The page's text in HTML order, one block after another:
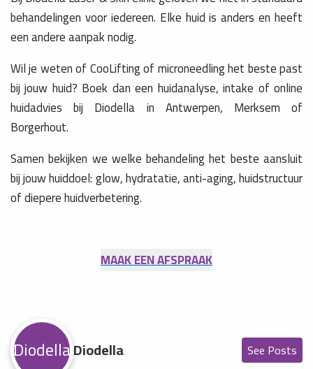
behandelingen voor iedereen. Elke huid is anders en heeft
een andere aanpak nodig.
Wil je weten of CooLifting of microneedling het beste past
bij jouw huid? Boek dan een huidanalyse, intake of online
huidadvies bij Diodella in Antwerpen, Merksem of
Borgerhout.
Samen bekijken we welke behandeling het beste aansluit
bij jouw huiddoel: glow, hydratatie, anti-aging, huidstructuur
of diepere huidverbetering.
MAAK EEN AFSPRAAK
DiodellaDiodella See Posts